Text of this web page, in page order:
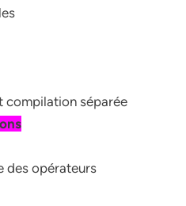
compilation séparée
des opérateurs